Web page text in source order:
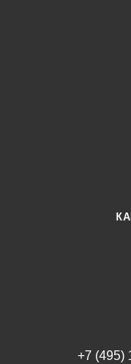
+7 (495)